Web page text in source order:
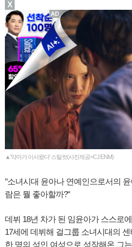
▲'악마가 이사왔다' 스틸컷(사진제공=CJ ENM)
"소녀시대 윤아나 연예인으로서의
람은 뭘 좋아할까?"
데뷔 18년 차가 된 임윤아가 스스로
17세에 데뷔해 걸그룹 소녀시대의
한 명의 성인 여성으로 성장해온 그
X